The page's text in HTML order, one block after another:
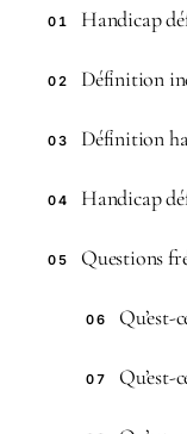
01 Handicap
02 Définition
03 Définition
04 Handicap
05 Questions
06 Qu’est-
07 Qu’est-